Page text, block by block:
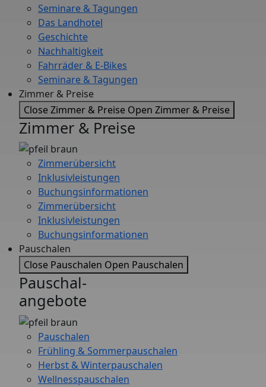
Seminare & Tagungen
Das Landhotel
Geschichte
Nachhaltigkeit
Fahrräder & E-Bikes
Seminare & Tagungen
Zimmer & Preise
Close Zimmer & Preise Open Zimmer & Preise
Zimmer & Preise
Zimmerübersicht
Inklusivleistungen
Buchungsinformationen
Zimmerübersicht
Inklusivleistungen
Buchungsinformationen
Pauschalen
Close Pauschalen Open Pauschalen
Pauschal-
angebote
Pauschalen
Frühling & Sommerpauschalen
Herbst & Winterpauschalen
Wellnesspauschalen